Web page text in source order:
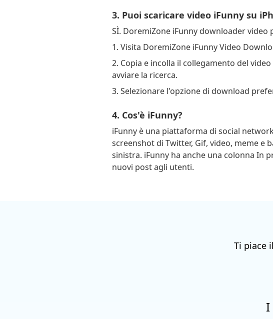
3. Puoi scaricare video iFunny su
SÌ. DoremiZone iFunny downloader
1. Visita DoremiZone iFunny Video
2. Copia e incolla il collegamento del
avviare la ricerca.
3. Selezionare l'opzione di download
4. Cos'è iFunny?
iFunny è una piattaforma di social
screenshot di Twitter, Gif, video, meme e
sinistra. iFunny ha anche una colonna In
nuovi post agli utenti.
Ti piace